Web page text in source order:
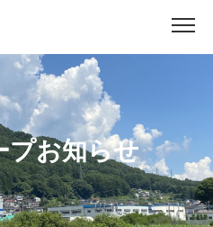
プお知らせ